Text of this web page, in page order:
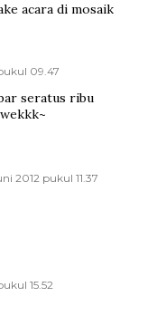
acara di mosaik
09.47
seratus ribu
2012 pukul 11.37
15.52